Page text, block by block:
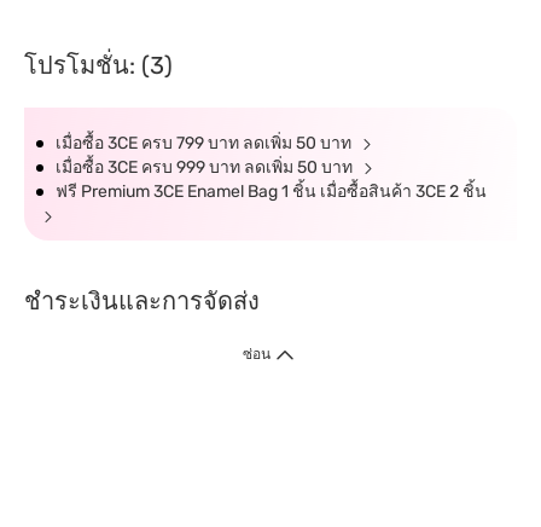
โปรโมชั่น: (3)
เมื่อซื้อ 3CE ครบ 799 บาท ลดเพิ่ม 50 บาท
เมื่อซื้อ 3CE ครบ 999 บาท ลดเพิ่ม 50 บาท
ฟรี Premium 3CE Enamel Bag 1 ชิ้น เมื่อซื้อสินค้า 3CE 2 ชิ้น
ชำระเงินและการจัดส่ง
ซ่อน